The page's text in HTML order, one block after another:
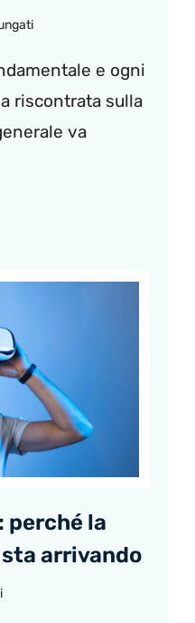
e ogni
riscontrata sulla
va
perché la
arrivando